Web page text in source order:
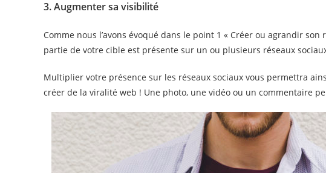
3. Augmenter sa visibilité
Comme nous l’avons évoqué dans le point 1 « Créer ou agrandir
partie de votre cible est présente sur un ou plusieurs réseaux
Multiplier votre présence sur les réseaux sociaux vous permettra
créer de la viralité web ! Une photo, une vidéo ou un commentaire